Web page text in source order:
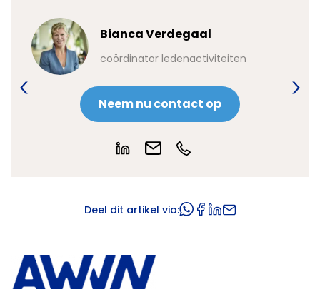
Bianca Verdegaal
coördinator ledenactiviteiten
Neem nu contact op
Deel dit artikel via: